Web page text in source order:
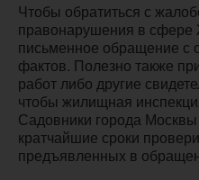
Чтобы обратиться с
правонарушения в
письменное обращение с
фактов. Полезно также
работ либо другие
чтобы жилищная
Садовники города
кратчайшие сроки
предъявленных в